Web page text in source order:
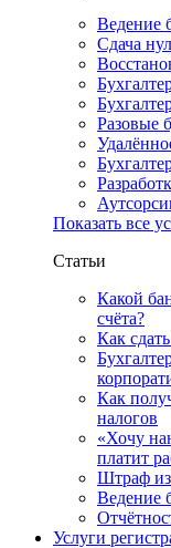
Ведение
Сдача
Разовые
Показать все
Статьи
Какой
счёта?
Как
Как
налогов
«Хочу
платит
Штраф из
Ведение
Услуги